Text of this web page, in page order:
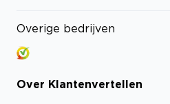
Overige bedrijven
Over Klantenvertellen